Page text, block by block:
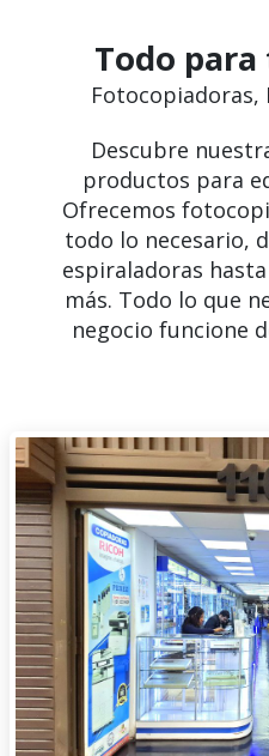
Todo
Fotocopiadoras,
Descubre
productos para
Ofrecemos
todo lo necesario,
espiraladoras
más. Todo lo que
negocio funcione